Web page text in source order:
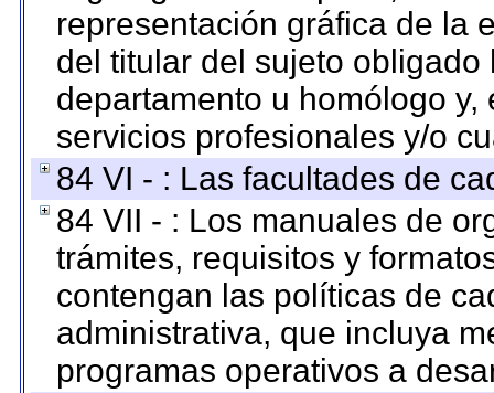
representación gráfica de la
del titular del sujeto
departamento u homólogo
servicios profesionales y/o
84 VI - : Las facultades de
84 VII - : Los manuales de
trámites, requisitos y
contengan las políticas de
administrativa, que incluya
programas operativos a